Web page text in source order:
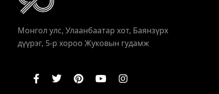
Монгол улс, Улаанбаатар хот, Баянзүрх
дүүрэг, 5-р хороо Жуковын гудамж